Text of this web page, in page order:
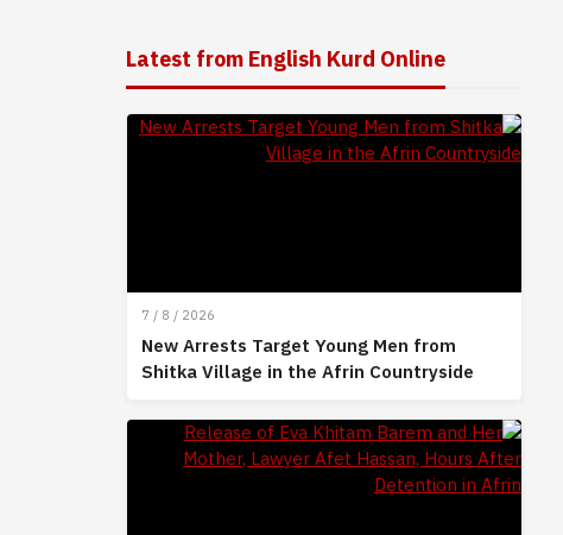
Latest from English Kurd Online
7 / 8 / 2026
New Arrests Target Young Men from
Shitka Village in the Afrin Countryside